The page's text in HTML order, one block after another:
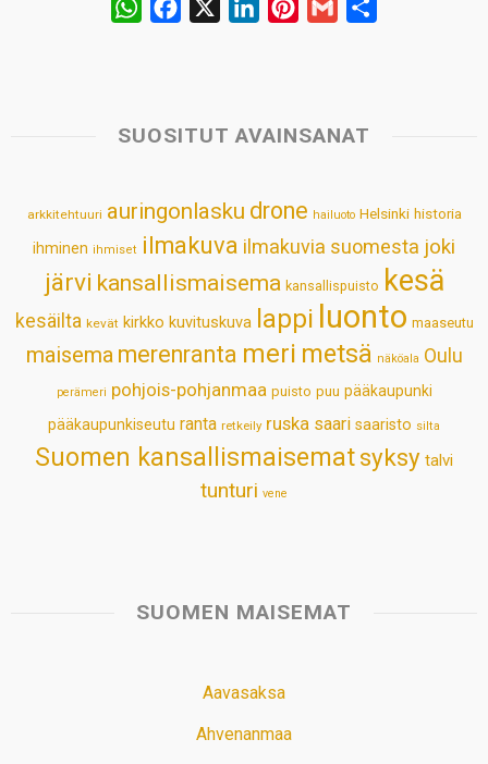
W
s
p
b
k
e
n
e
s
t
l
SUOSITUT AVAINSANAT
arkkitehtuuri auringonlasku drone hailuoto Helsinki historia
ihminen ihmiset ilmakuva ilmakuvia suomesta joki
järvi kansallismaisema kansallispuisto kesä
kesäilta kevät kirkko kuvituskuva lappi luonto maaseutu
maisema merenranta meri metsä näköala Oulu
perämeri pohjois-pohjanmaa puisto puu pääkaupunki
pääkaupunkiseutu ranta retkeily ruska saari saaristo silta
Suomen kansallismaisematsyksy talvi
tunturi vene
SUOMEN MAISEMAT
Aavasaksa
Ahvenanmaa